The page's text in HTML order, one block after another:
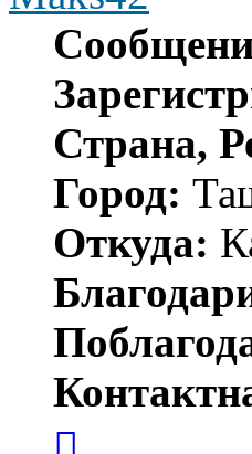
Страна,
Город:
Откуда: